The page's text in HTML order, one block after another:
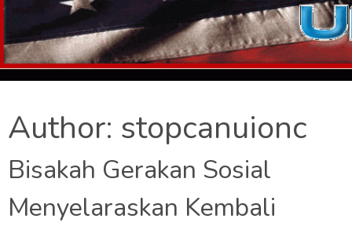
Author: stopcanuionc
Bisakah Gerakan Sosial
Menyelaraskan Kembali